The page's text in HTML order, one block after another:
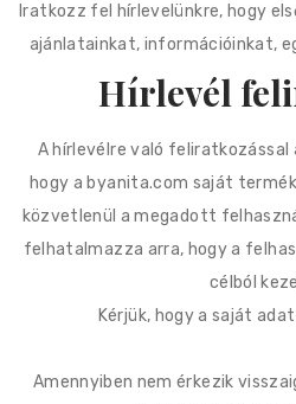
Iratkozz fel hírlevelünkre, hogy
ajánlatainkat, információinkat,
Hírlevél
A hírlevélre való feliratkozással
hogy a byanita.com saját
közvetlenül a megadott
felhatalmazza arra, hogy a
célból
Kérjük, hogy a saját
Amennyiben nem érkezik